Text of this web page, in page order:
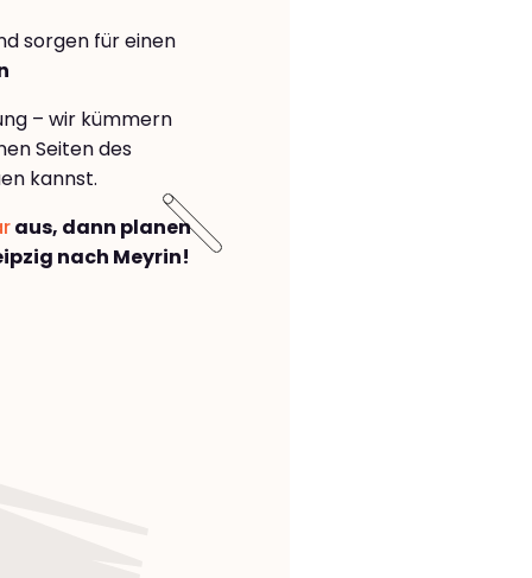
sorgen für einen
– wir kümmern
Seiten des
kannst.
aus, dann planen
nach Meyrin!